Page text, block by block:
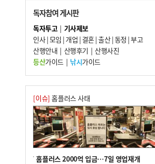
군사기밀 유출자 색출 지시
7
부산 주유소 휘발유 평균가 ℓ당 1849원…
전주보다 3원 ↓
8
[속보] ‘심판 성접대’ 논란 축구협회 공식 사
과…“현재는 부적절 행위 없어”
10 "올해 코스피 사이드카 43회 중 25회는 삼
전닉스 ETF 이후 발생"
독자참여 게시판
독자투고| 기사제보
인사|모임 | 개업 | 결혼|출산|동정 |부고
산행안내 | 산행후기 | 산행사진
등산가이드| 낚시가이드
[이슈] 홈플러스 사태
홈플러스 2000억 입금…7일 영업재개